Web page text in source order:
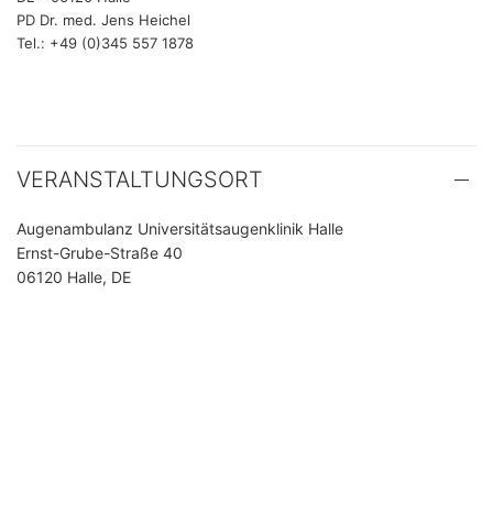
PD Dr. med. Jens Heichel
Tel.: +49 (0)345 557 1878
VERANSTALTUNGSORT
Augenambulanz Universitätsaugenklinik Halle
Ernst-Grube-Straße 40
06120 Halle, DE